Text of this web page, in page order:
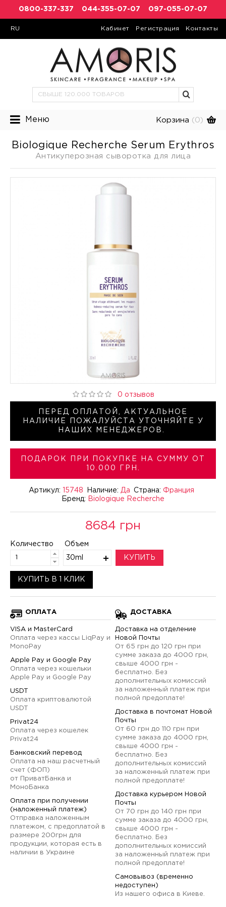
0800-337-337 044-355-07-07 097-055-07-07
RU Кабинет Регистрация Контакты
Меню Корзина (0)
Biologique Recherche Serum Erythros
Антикуперозная сыворотка для лица
ПЕРЕД ОПЛАТОЙ, АКТУАЛЬНОЕ
НАЛИЧИЕ ПОЖАЛУЙСТА УТОЧНЯЙТЕ У
НАШИХ МЕНЕДЖЕРОВ.
ПОДАРОК ПРИ ПОКУПКЕ НА СУММУ ОТ
10.000 ГРН.
Артикул: 15748 Наличие: Да Страна: Франция
Бренд:
Biologique Recherche
0 отзывов
8684 грн
Количество Объем
30ml КУПИТЬ
КУПИТЬ В 1 КЛИК
ОПЛАТА
VISA и MasterCard
Оплата через кассы LiqPay и
MonoPay
Apple Pay и Google Pay
Оплата через кошельки
Apple Pay и Google Pay
USDT
Оплата криптовалютой
USDT
Privat24
Оплата через кошелек
Privat24
Банковский перевод
Оплата на наш расчетный
счет (ФОП)
от ПриватБанка и
МоноБанка
Оплата при получении
(наложенный платеж)
Отправка наложенным
платежом, с предоплатой в
размере 200грн для
продукции, которая есть в
наличии в Украине
ДОСТАВКА
Доставка на отделение
Новой Почты
От 65 грн до 120 грн при
сумме заказа до 4000 грн,
свыше 4000 грн -
бесплатно. Без
дополнительных комиссий
за наложенный платеж при
полной предоплате!
Доставка в почтомат Новой
Почты
От 60 грн до 110 грн при
сумме заказа до 4000 грн,
свыше 4000 грн -
бесплатно. Без
дополнительных комиссий
за наложенный платеж при
полной предоплате!
Доставка курьером Новой
Почты
От 70 грн до 140 грн при
сумме заказа до 4000 грн,
свыше 4000 грн -
бесплатно. Без
дополнительных комиссий
за наложенный платеж при
полной предоплате!
Самовывоз (временно
недоступен)
Из нашего офиса в Киеве.